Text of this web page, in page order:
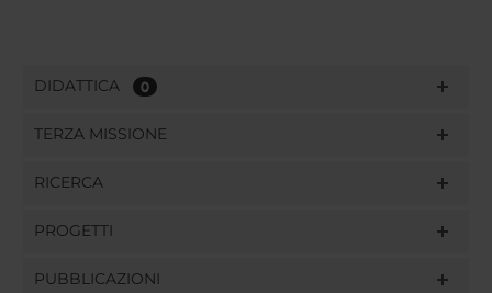
DIDATTICA 0
TERZA MISSIONE
RICERCA
PROGETTI
PUBBLICAZIONI